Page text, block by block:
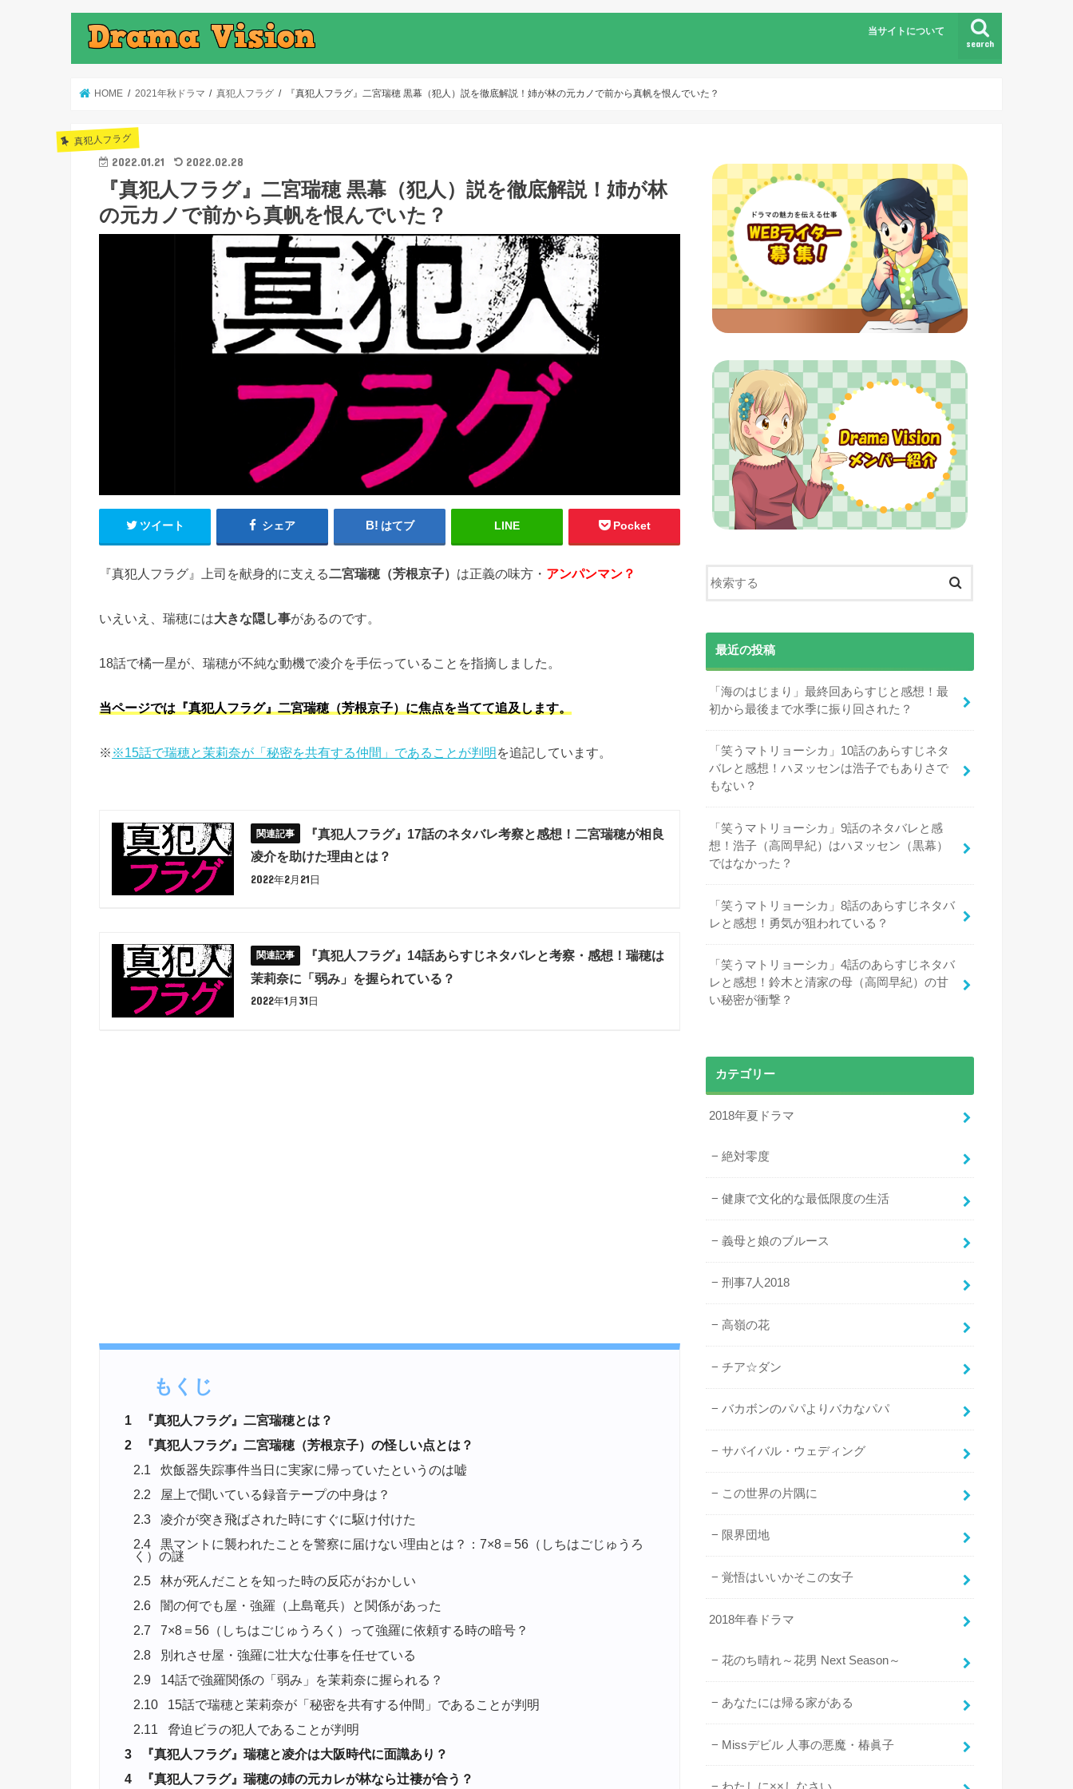
search
当サイトについて
HOME 2021年秋ドラマ 真犯人フラグ 『真犯人フラグ』二宮瑞穂 黒幕（犯人）説を徹底解説！姉が林の元カノで前から真帆を恨んでいた？
真犯人フラグ
2022.01.21 2022.02.28
『真犯人フラグ』二宮瑞穂 黒幕（犯人）説を徹底解説！姉が林
の元カノで前から真帆を恨んでいた？
ツイート シェア はてブ LINE Pocket
『真犯人フラグ』上司を献身的に支える二宮瑞穂（芳根京子） は正義の味方・ アンパンマン？
いえいえ、瑞穂には大きな隠し事があるのです。
18話で橘一星が、瑞穂が不純な動機で凌介を手伝っていることを指摘しました。
当ページでは『真犯人フラグ』二宮瑞穂（芳根京子）に焦点を当てて追及します。
※ ※15話で瑞穂と茉莉奈が「秘密を共有する仲間」であることが判明を追記しています。
『真犯人フラグ』17話のネタバレ考察と感想！二宮瑞穂が相良
凌介を助けた理由とは？
2022年2月21日
『真犯人フラグ』14話あらすじネタバレと考察・感想！瑞穂は
茉莉奈に「弱み」を握られている？
2022年1月31日
もくじ
1
『真犯人フラグ』二宮瑞穂とは？
2
『真犯人フラグ』二宮瑞穂（芳根京子）の怪しい点とは？
2.1
炊飯器失踪事件当日に実家に帰っていたというのは嘘
2.2
屋上で聞いている録音テープの中身は？
2.3
凌介が突き飛ばされた時にすぐに駆け付けた
2.4
黒マントに襲われたことを警察に届けない理由とは？：7×8＝56（しちはごじゅうろ
く）の謎
2.5
林が死んだことを知った時の反応がおかしい
2.6
闇の何でも屋・強羅（上島竜兵）と関係があった
2.7
7×8＝56（しちはごじゅうろく）って強羅に依頼する時の暗号？
2.8
別れさせ屋・強羅に壮大な仕事を任せている
2.9
14話で強羅関係の「弱み」を茉莉奈に握られる？
2.10
15話で瑞穂と茉莉奈が「秘密を共有する仲間」であることが判明
2.11
脅迫ビラの犯人であることが判明
3
『真犯人フラグ』瑞穂と凌介は大阪時代に面識あり？
4
『真犯人フラグ』瑞穂の姉の元カレが林なら辻褄が合う？
最近の投稿
「海のはじまり」最終回あらすじと感想！最
初から最後まで水季に振り回された？
「笑うマトリョーシカ」10話のあらすじネタ
バレと感想！ハヌッセンは浩子でもありさで
もない？
「笑うマトリョーシカ」9話のネタバレと感
想！浩子（高岡早紀）はハヌッセン（黒幕）
ではなかった？
「笑うマトリョーシカ」8話のあらすじネタバ
レと感想！勇気が狙われている？
「笑うマトリョーシカ」4話のあらすじネタバ
レと感想！鈴木と清家の母（高岡早紀）の甘
い秘密が衝撃？
カテゴリー
2018年夏ドラマ
絶対零度
健康で文化的な最低限度の生活
義母と娘のブルース
刑事7人2018
高嶺の花
チア☆ダン
バカボンのパパよりバカなパパ
サバイバル・ウェディング
この世界の片隅に
限界団地
覚悟はいいかそこの女子
2018年春ドラマ
花のち晴れ～花男 Next Season～
あなたには帰る家がある
Missデビル 人事の悪魔・椿眞子